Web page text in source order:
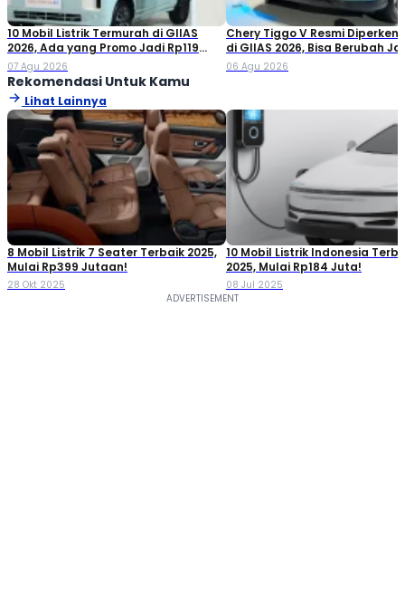
10 Mobil Listrik Termurah di GIIAS
2026, Ada yang Promo Jadi Rp119
Jutaan!
07 Agu 2026
Chery Tiggo V Resmi
di GIIAS 2026, Bisa Berubah
Double Cabin
06 Agu 2026
Rekomendasi Untuk Kamu
Lihat Lainnya
8 Mobil Listrik 7 Seater Terbaik 2025,
Mulai Rp399 Jutaan!
28 Okt 2025
10 Mobil Listrik Indonesia
2025, Mulai Rp184 Juta!
08 Jul 2025